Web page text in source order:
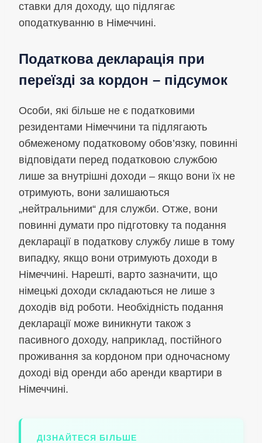
ставки для доходу, що підлягає
оподаткуванню в Німеччині.
Податкова декларація при
переїзді за кордон – підсумок
Особи, які більше не є податковими
резидентами Німеччини та підлягають
обмеженому податковому обов’язку, повинні
відповідати перед податковою службою
лише за внутрішні доходи – якщо вони їх не
отримують, вони залишаються
„нейтральними“ для служби. Отже, вони
повинні думати про підготовку та подання
декларації в податкову службу лише в тому
випадку, якщо вони отримують доходи в
Німеччині. Нарешті, варто зазначити, що
німецькі доходи складаються не лише з
доходів від роботи. Необхідність подання
декларації може виникнути також з
пасивного доходу, наприклад, постійного
проживання за кордоном при одночасному
доході від оренди або аренди квартири в
Німеччині.
ДІЗНАЙТЕСЯ БІЛЬШЕ